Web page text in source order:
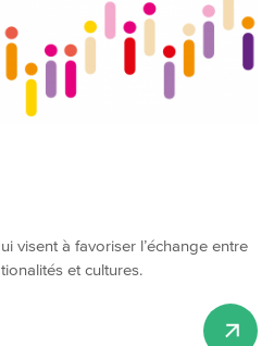
visent à favoriser l’échange entre
et cultures.